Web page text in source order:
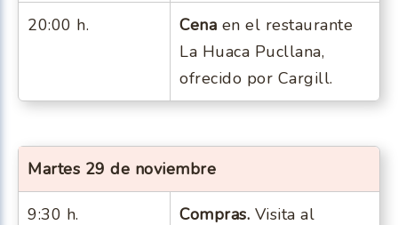
20:00 h. Cena en el restaurante
La Huaca Pucllana,
ofrecido por Cargill.
Martes 29 de noviembre
9:30 h. Compras. Visita al